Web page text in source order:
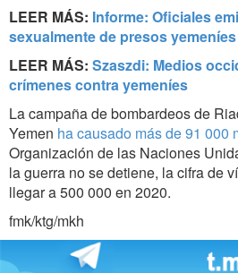
LEER MÁS: Informe: Oficiales
sexualmente de presos yemeníes
LEER MÁS: Szaszdi: Medios
crímenes contra yemeníes
La campaña de bombardeos de
Yemen ha causado más de 91 000
Organización de las Naciones
la guerra no se detiene, la cifra de
llegar a 500 000 en 2020.
fmk/ktg/mkh